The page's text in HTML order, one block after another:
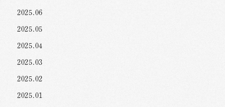
2025.06
2025.05
2025.04
2025.03
2025.02
2025.01